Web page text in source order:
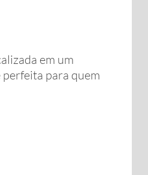
em um
perfeita para quem